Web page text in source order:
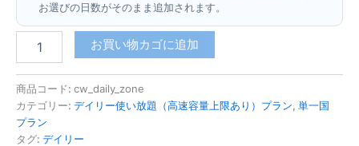
お選びの日数がそのまま追加されます。
ソ
ー
(デ
イ
お買い物カゴに追加
商品コード: cw_daily_zone
カテゴリー: デイリー使い放題（高速容量上限あり）プラン, 単一国
プラン
タグ: デイリー